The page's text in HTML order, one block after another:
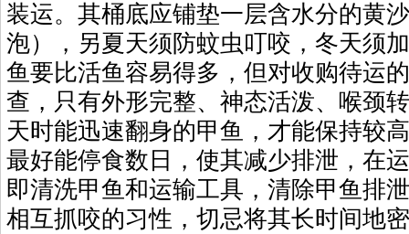
装运。其桶底应铺垫一层含水分的黄
泡），另夏天须防蚊虫叮咬，冬天须
鱼要比活鱼容易得多，但对收购待运
查，只有外形完整、神态活泼、喉颈
天时能迅速翻身的甲鱼，才能保持较
最好能停食数日，使其减少排泄，在
即清洗甲鱼和运输工具，清除甲鱼排
相互抓咬的习性，切忌将其长时间地